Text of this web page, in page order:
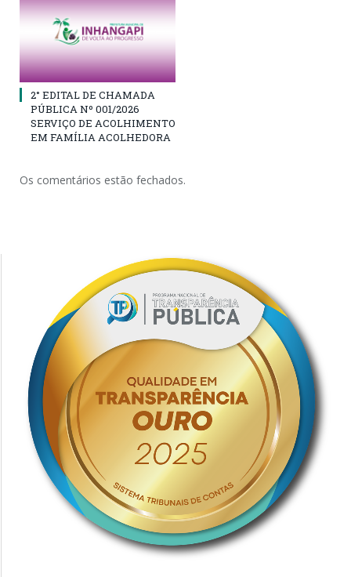
2° EDITAL DE CHAMADA
PÚBLICA Nº 001/2026
SERVIÇO DE ACOLHIMENTO
EM FAMÍLIA ACOLHEDORA
Os comentários estão fechados.